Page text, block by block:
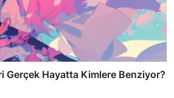
Gerçek Hayatta Kimlere Benziyor?